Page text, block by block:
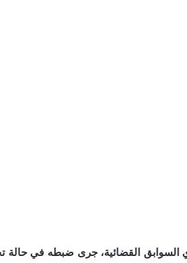
السوابق القضائية، جرى ضبطه في